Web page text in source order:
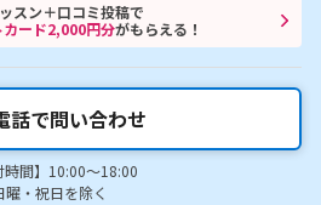
スン＋口コミ投稿で
ード2,000円分がもらえる！
話で問い合わせ
時間】10:00～18:00
曜・祝日を除く